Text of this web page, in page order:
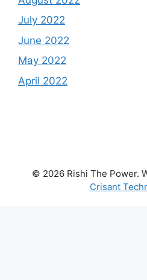
July 2022
June 2022
May 2022
April 2022
© 2026 Rishi The Power.
Crisant